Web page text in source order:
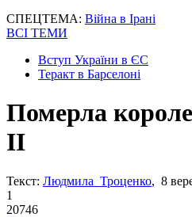
СПЕЦТЕМА: Війна в Ірані
ВСІ ТЕМИ
Вступ України в ЄС
Теракт в Барселоні
Померла
ІІ
Текст: Людмила Троценко, 8
1
20746